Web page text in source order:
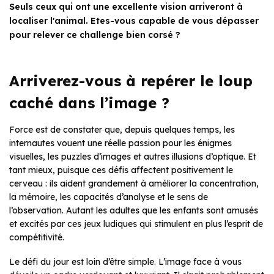
Seuls ceux qui ont une excellente vision arriveront à
localiser l'animal. Etes-vous capable de vous dépasser
pour relever ce challenge bien corsé ?
Arriverez-vous à repérer le loup
caché dans l’image ?
Force est de constater que, depuis quelques temps, les
internautes vouent une réelle passion pour les énigmes
visuelles, les puzzles d’images et autres illusions d’optique. Et
tant mieux, puisque ces défis affectent positivement le
cerveau : ils aident grandement à améliorer la concentration,
la mémoire, les capacités d’analyse et le sens de
l’observation. Autant les adultes que les enfants sont amusés
et excités par ces jeux ludiques qui stimulent en plus l’esprit de
compétitivité.
Le défi du jour est loin d’être simple. L’image face à vous